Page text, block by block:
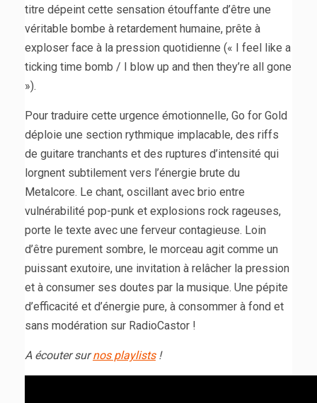
titre dépeint cette sensation étouffante d’être une
véritable bombe à retardement humaine, prête à
exploser face à la pression quotidienne (« I feel like a
ticking time bomb / I blow up and then they’re all gone
»).
Pour traduire cette urgence émotionnelle, Go for Gold
déploie une section rythmique implacable, des riffs
de guitare tranchants et des ruptures d’intensité qui
lorgnent subtilement vers l’énergie brute du
Metalcore. Le chant, oscillant avec brio entre
vulnérabilité pop-punk et explosions rock rageuses,
porte le texte avec une ferveur contagieuse. Loin
d’être purement sombre, le morceau agit comme un
puissant exutoire, une invitation à relâcher la pression
et à consumer ses doutes par la musique. Une pépite
d’efficacité et d’énergie pure, à consommer à fond et
sans modération sur RadioCastor !
A écouter surnos playlists!